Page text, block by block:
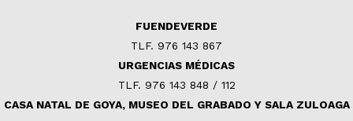
FUENDEVERDE
TLF. 976 143 867
URGENCIAS MÉDICAS
TLF. 976 143 848 / 112
CASA NATAL DE GOYA, MUSEO DEL GRABADO Y SALA ZULOAGA